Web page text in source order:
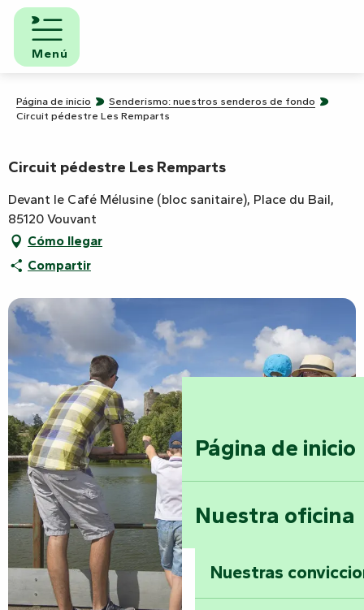
Aller
contenu
principal
Menú
Página de inicio
Nuestra oficina
Nuestras
Página de inicio
Senderismo: nuestros senderos de fondo
Circuit pédestre Les Remparts
Circuit pédestre Les Remparts
Devant le Café Mélusine (bloc sanitaire), Place du Bail,
85120 Vouvant
Cómo llegar
Compartir